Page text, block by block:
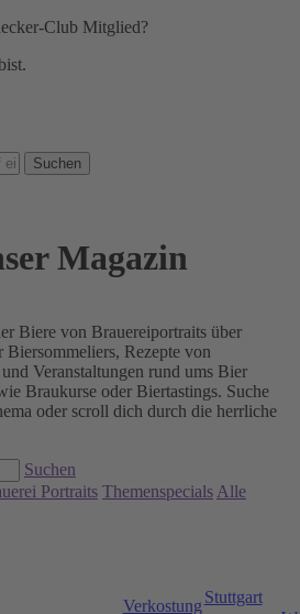
Club Mitglied?
Suchen
Magazin
Biere von Brauereiportraits über
Biersommeliers, Rezepte von
Veranstaltungen rund ums Bier
Braukurse oder Biertastings. Suche
oder scroll dich durch die herrliche
Suchen
Portraits Themenspecials Alle
Verkostung
Stuttgart